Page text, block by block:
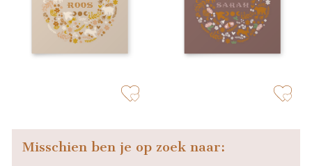
Misschien ben je op zoek naar: